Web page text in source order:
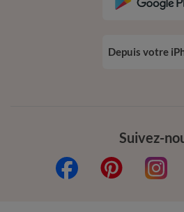
Suivez-
Depuis votre